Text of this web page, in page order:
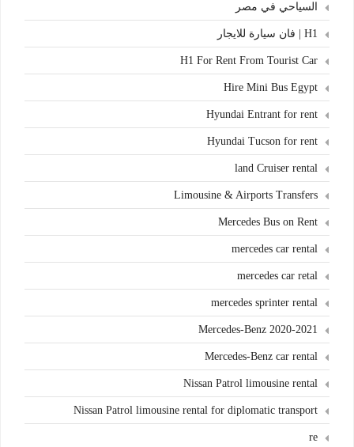
السياحي في مصر
H1 | فان سيارة للايجار
H1 For Rent From Tourist Car
Hire Mini Bus Egypt
Hyundai Entrant for rent
Hyundai Tucson for rent
land Cruiser rental
Limousine & Airports Transfers
Mercedes Bus on Rent
mercedes car rental
mercedes car retal
mercedes sprinter rental
Mercedes-Benz 2020-2021
Mercedes-Benz car rental
Nissan Patrol limousine rental
Nissan Patrol limousine rental for diplomatic transport
re